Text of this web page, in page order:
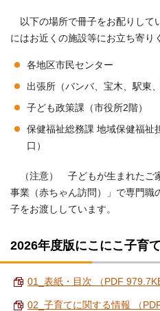
以下の場所で冊子をお配りして
にはお近くの施設等にお立ち寄り
各地区市民センター
出張所（バンバ、宝木、駅東、
子ども政策課（市役所2階）
保健福祉総務課 地域保健福祉
口）
（注意） 子どもが生まれたご
事業（赤ちゃん訪問）」で専門職
子をお渡ししています。
2026年度版にこにこ子育て
01_表紙・目次 （PDF
02_子育てに関する情報 （